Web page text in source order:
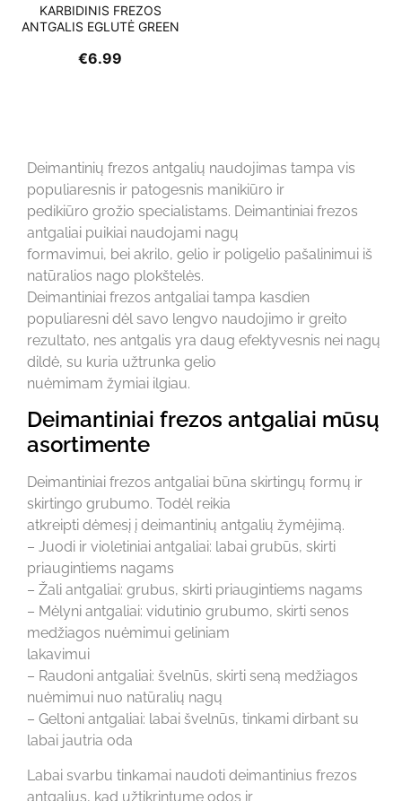
KARBIDINIS FREZOS
ANTGALIS EGLUTĖ GREEN
€6.99
Deimantinių frezos antgalių naudojimas tampa vis
populiaresnis ir patogesnis manikiūro ir
pedikiūro grožio specialistams. Deimantiniai frezos
antgaliai puikiai naudojami nagų
formavimui, bei akrilo, gelio ir poligelio pašalinimui iš
natūralios nago plokštelės.
Deimantiniai frezos antgaliai tampa kasdien
populiaresni dėl savo lengvo naudojimo ir greito
rezultato, nes antgalis yra daug efektyvesnis nei nagų
dildė, su kuria užtrunka gelio
nuėmimam žymiai ilgiau.
Deimantiniai frezos antgaliai mūsų
asortimente
Deimantiniai frezos antgaliai būna skirtingų formų ir
skirtingo grubumo. Todėl reikia
atkreipti dėmesį į deimantinių antgalių žymėjimą.
– Juodi ir violetiniai antgaliai: labai grubūs, skirti
priaugintiems nagams
– Žali antgaliai: grubus, skirti priaugintiems nagams
– Mėlyni antgaliai: vidutinio grubumo, skirti senos
medžiagos nuėmimui geliniam
lakavimui
– Raudoni antgaliai: švelnūs, skirti seną medžiagos
nuėmimui nuo natūralių nagų
– Geltoni antgaliai: labai švelnūs, tinkami dirbant su
labai jautria oda
Labai svarbu tinkamai naudoti deimantinius frezos
antgalius, kad užtikrintume odos ir